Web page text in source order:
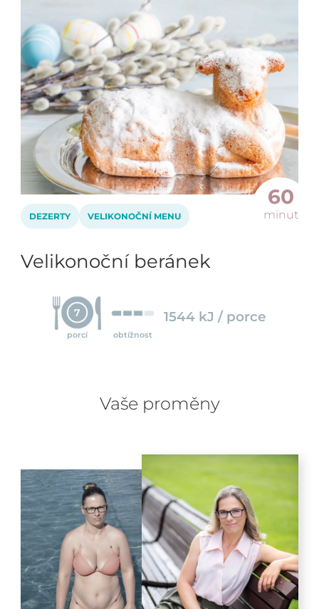
60
minut
DEZERTY VELIKONOČNÍ MENU
Velikonoční beránek
7
porcí obtížnost
1544 kJ / porce
Vaše proměny